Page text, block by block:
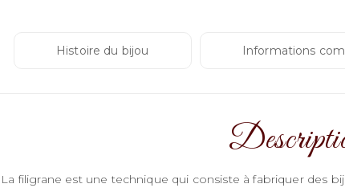
Histoire du bijou Informations
La filigrane est une technique qui consiste à fabriquer des